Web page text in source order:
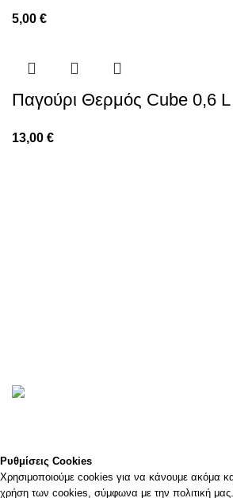
5,00 €
Παγούρι Θερμός Cube 0,6 L
13,00 €
Ρυθμίσεις Cookies
Χρησιμοποιούμε cookies για να κάνουμε ακόμα
χρήση των cookies, σύμφωνα με την πολιτική μας.